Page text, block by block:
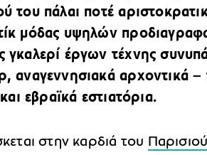
του πάλαι ποτέ
μόδας υψηλών
γκαλερί έργων τέχνης
αναγεννησιακά αρχοντικά
εβραϊκά εστιατόρια.
στην καρδιά του Παρισιού